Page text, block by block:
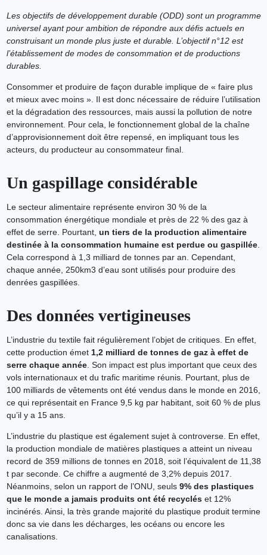
Les objectifs de développement durable (ODD) sont un programme
universel ayant pour ambition de répondre aux défis actuels en
construisant un monde plus juste et durable. L’objectif n°12 est
l’établissement de modes de consommation et de productions
durables.
Consommer et produire de façon durable implique de « faire plus
et mieux avec moins ». Il est donc nécessaire de réduire l’utilisation
et la dégradation des ressources, mais aussi la pollution de notre
environnement. Pour cela, le fonctionnement global de la chaîne
d’approvisionnement doit être repensé, en impliquant tous les
acteurs, du producteur au consommateur final.
Un gaspillage considérable
Le secteur alimentaire représente environ 30 % de la
consommation énergétique mondiale et près de 22 % des gaz à
effet de serre. Pourtant, un tiers de la production alimentaire
destinée à la consommation humaine est perdue ou gaspillée.
Cela correspond à 1,3 milliard de tonnes par an. Cependant,
chaque année, 250km3 d’eau sont utilisés pour produire des
denrées gaspillées.
Des données vertigineuses
L’industrie du textile fait régulièrement l’objet de critiques. En effet,
cette production émet1,2 milliard de tonnes de gaz à effet de
serre chaque année. Son impact est plus important que ceux des
vols internationaux et du trafic maritime réunis. Pourtant, plus de
100 milliards de vêtements ont été vendus dans le monde en 2016,
ce qui représentait en France 9,5 kg par habitant, soit 60 % de plus
qu’il y a 15 ans.
L’industrie du plastique est également sujet à controverse. En effet,
la production mondiale de matières plastiques a atteint un niveau
record de 359 millions de tonnes en 2018, soit l’équivalent de 11,38
t par seconde. Ce chiffre a augmenté de 3,2% depuis 2017.
Néanmoins, selon un rapport de l’ONU, seuls9% des plastiques
que le monde a jamais produits ont été recycléset 12%
incinérés. Ainsi, la très grande majorité du plastique produit termine
donc sa vie dans les décharges, les océans ou encore les
canalisations.